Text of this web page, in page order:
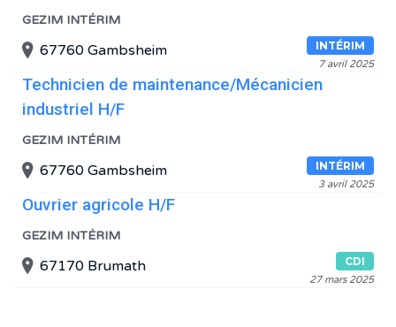
GEZIM INTÉRIM
67760 Gambsheim INTÉRIM
7 avril 2025
Technicien de maintenance/Mécanicien
industriel H/F
GEZIM INTÉRIM
67760 Gambsheim INTÉRIM
3 avril 2025
Ouvrier agricole H/F
GEZIM INTÉRIM
67170 Brumath CDI
27 mars 2025